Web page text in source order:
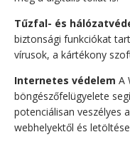
Tűzfal- és
biztonsági funkciókat
vírusok, a kártékony
Internetes védelem A
böngészőfelügyelete
potenciálisan veszélyes
webhelyektől és